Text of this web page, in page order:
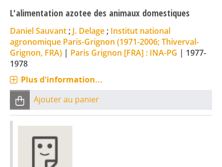
L'alimentation azotee des animaux domestiques
Daniel Sauvant; J. Delage; Institut national
agronomique Paris-Grignon (1971-2006; Thiverval-
Grignon, FRA) | Paris Grignon [FRA] : INA-PG | 1977-
1978
Plus d'information...
Ajouter au panier